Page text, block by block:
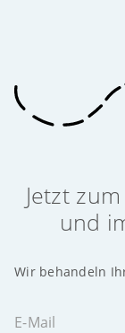
Jetzt zum
und
Wir behandeln
E-Mail